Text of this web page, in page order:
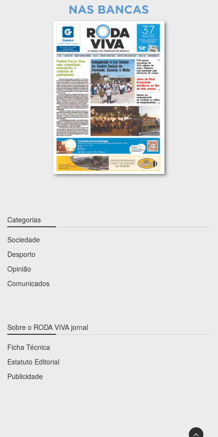
Categorias
Sociedade
Desporto
Opinião
Comunicados
Sobre o RODA VIVA jornal
Ficha Técnica
Estatuto Editorial
Publicidade